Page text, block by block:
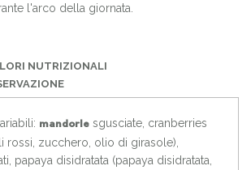
l'arco della giornata.
NUTRIZIONALI
mandorle sgusciate, cranberries
rossi, zucchero, olio di girasole),
papaya disidratata (papaya disidratata,